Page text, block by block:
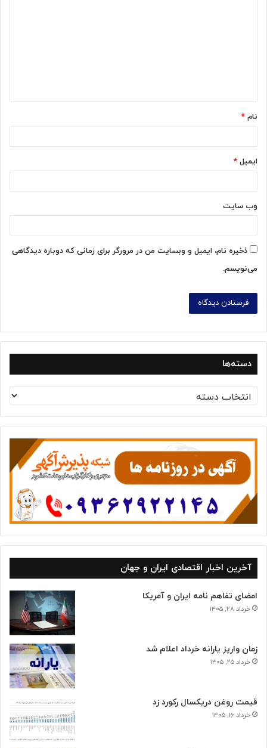
*
نام *
ایمیل *
وب‌ سایت
ذخیره نام، ایمیل و وبسایت من در مرورگر برای زمانی که دوباره دیدگاهی
می‌نویسم.
دسته‌ها
س
ت
ه
آخرین اخبار اقتصادی ایران و جهان
امضای تفاهم نامه ایران و آمریکا
خرداد ۲۸, ۱۴۰۵
زمان واریز یارانه خرداد اعلام شد
خرداد ۲۵, ۱۴۰۵
قیمت روغن دریکسال رکورد زد
خرداد ۱۶, ۱۴۰۵